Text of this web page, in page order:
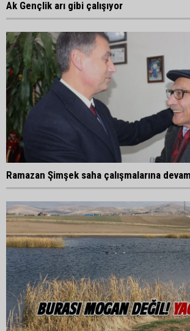
Ak Gençlik arı gibi çalışıyor
Ramazan Şimşek saha çalışmalarına